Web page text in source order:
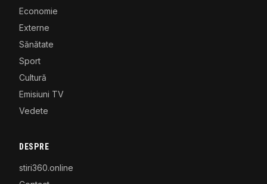
Economie
Externe
Sănătate
Sport
Cultură
Emisiuni TV
Vedete
DESPRE
stiri360.online